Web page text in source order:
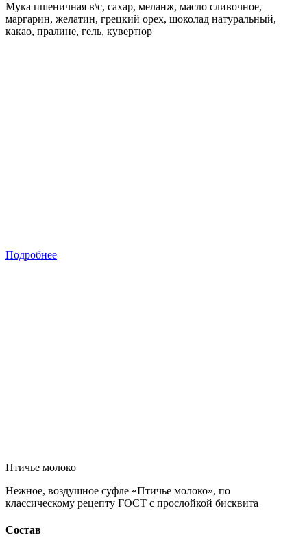
Мука пшеничная в\с, сахар, меланж, масло сливочное,
маргарин, желатин, грецкий орех, шоколад натуральный,
какао, пралине, гель, кувертюр
Подробнее
Птичье молоко
Нежное, воздушное суфле «Птичье молоко», по
классическому рецепту ГОСТ с прослойкой бисквита
Состав